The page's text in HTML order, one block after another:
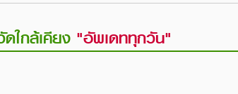
ใกล้เคียง "อัพเดททุกวัน"